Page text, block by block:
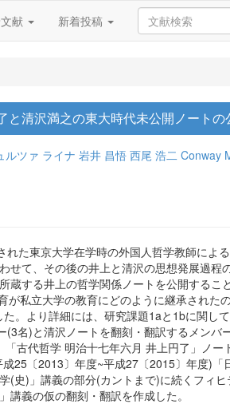
献 新着投稿
清沢満之の東大時代未公開ノート
ルツァ ライナ 岩井 昌悟 西尾 浩二 Conway
た東京大学在学時の外国人哲学教師によ
て、その後の井上と清沢の思想発展過
する井上の哲学関係ノートを公開する
私立大学の教育にどのように継承され
。より詳細には、研究課題1aと1bに関し
名)と清沢ノートを翻刻・翻訳するメン
古代哲学 明治十七年六月 井上円了」ノ
25〔2013〕年度~平成27〔2015〕年度)
史)」講義の部分(カントまで)に続くフィ
義の仮の翻刻・翻訳を作成した。